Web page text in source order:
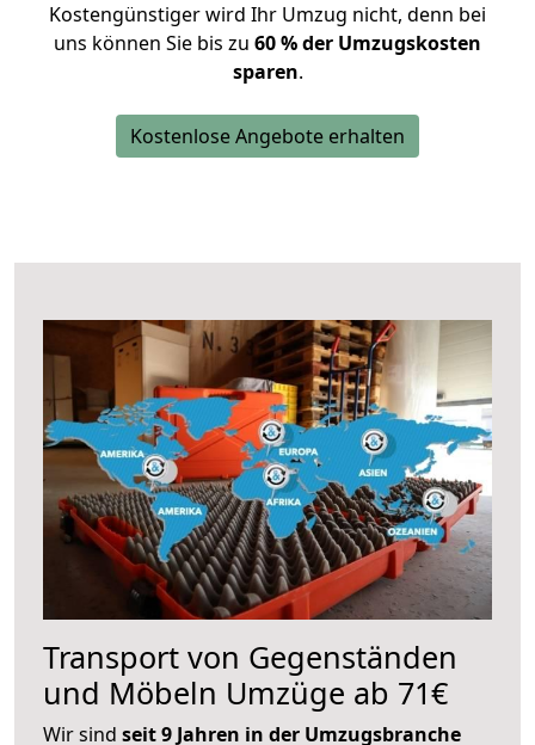
Kostengünstiger wird Ihr Umzug nicht, denn bei
uns können Sie bis zu 60 % der Umzugskosten
sparen.
Kostenlose Angebote erhalten
Transport von Gegenständen
und Möbeln Umzüge ab 71€
Wir sind seit 9 Jahren in der Umzugsbranche